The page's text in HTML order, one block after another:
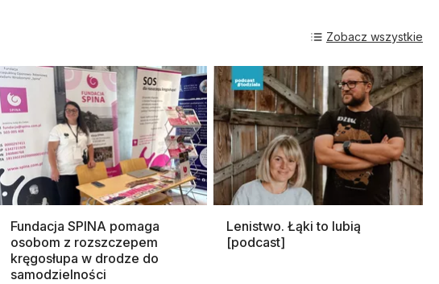
Fundacja SPINA pomaga
osobom z rozszczepem
kręgosłupa w drodze do
samodzielności
Lenistwo. Łąki to lubią
[podcast]
Zobacz wszystkie